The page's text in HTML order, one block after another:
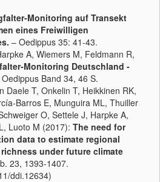
Monitoring auf Transekt
eines Freiwilligen
– Oedippus 35: 41-43.
A, Wiemers M, Feldmann R,
Monitoring Deutschland -
Oedippus Band 34, 46 S.
Daele T, Onkelin T, Heikkinen RK,
Barros E, Munguira ML, Thuiller
O, Settele J, Harpke A,
Luoto M (2017): The need for
data to estimate regional
under future climate
23, 1393-1407.
ddi.12634)